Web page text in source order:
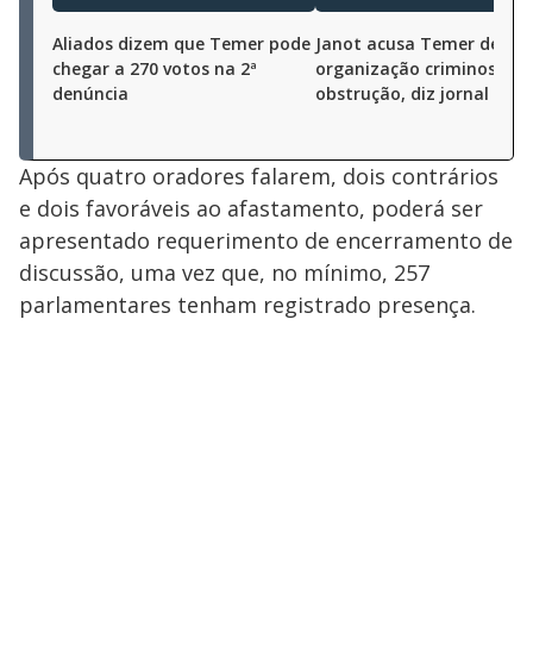
Aliados dizem que Temer pode
chegar a 270 votos na 2ª
denúncia
Janot acusa Temer de
organização criminosa e
obstrução, diz jornal
Após quatro oradores falarem, dois contrários
e dois favoráveis ao afastamento, poderá ser
apresentado requerimento de encerramento de
discussão, uma vez que, no mínimo, 257
parlamentares tenham registrado presença.